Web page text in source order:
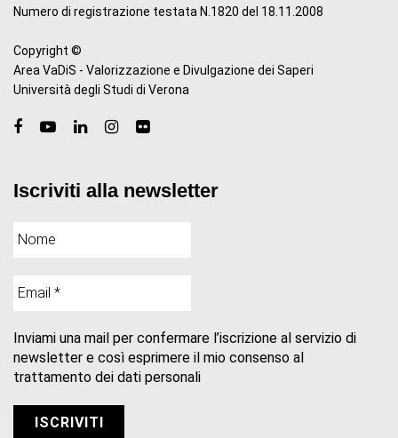
Numero di registrazione testata N.1820 del 18.11.2008
Copyright ©
Area VaDiS - Valorizzazione e Divulgazione dei Saperi
Università degli Studi di Verona
Iscriviti alla newsletter
Inviami una mail per confermare l’iscrizione al servizio di
newsletter e così esprimere il mio consenso al
trattamento dei dati personali